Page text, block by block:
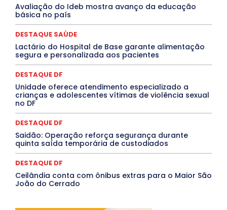
Paraíba
Paraná Pernambuco Piauí
POLÍTICA
QUALIFICAÇÃO PROFISSIONAL
RESIDÊNCIA
Rio de Janeiro
Santa Catarina
São Paulo SARAMPO
SAÚDE
Saúde Agora
SEGURANÇA
TÁ FROID?
TEATRO TECNOLOGIA
TIC TAC
Mais
Avaliação do Ideb mostra avanço da educação
básica no país
DESTAQUE SAÚDE
Lactário do Hospital de Base garante alimentação
segura e personalizada aos pacientes
DESTAQUE DF
Unidade oferece atendimento especializado a
crianças e adolescentes vítimas de violência sexual
no DF
DESTAQUE DF
Saidão: Operação reforça segurança durante
quinta saída temporária de custodiados
DESTAQUE DF
Ceilândia conta com ônibus extras para o Maior São
João do Cerrado